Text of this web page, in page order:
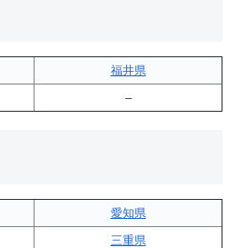
福井県
–
愛知県
三重県